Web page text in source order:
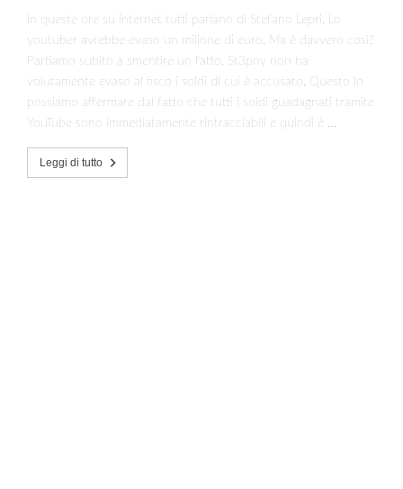
In queste ore su internet tutti parlano di Stefano Lepri. Lo
youtuber avrebbe evaso un milione di euro. Ma è davvero così?
Partiamo subito a smentire un fatto, St3pny non ha
volutamente evaso al fisco i soldi di cui è accusato. Questo lo
possiamo affermare dal fatto che tutti i soldi guadagnati tramite
YouTube sono immediatamente rintracciabili e quindi è …
Leggi di tutto